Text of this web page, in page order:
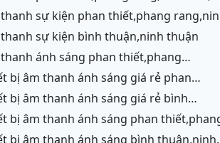
ranh
thanh sự kiện bình thuận,ninh thuận
chữ,vĩnh hy,cam ranh
rang,ninh chữ,vĩnh hy, ninh thuận
thuận
chữ,vĩnh hy,cam ranh